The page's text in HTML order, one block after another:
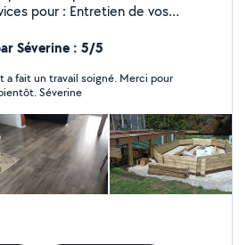
de vos
support TV (sans fils
avec
Un seul contact
avec soin ! Je loue aussi
électrique
Séverine : 5/5
a fait un travail soigné. Merci pour
Séverine